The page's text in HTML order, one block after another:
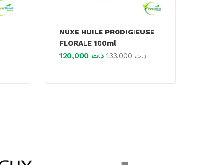
NUXE HUILE PRODIGIEUSE
FLORALE 100ml
د.ت د.ت133,000